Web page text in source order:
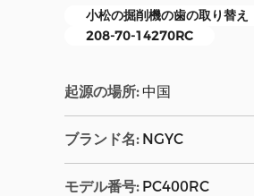
小松の掘削機の歯の取り替え
208-70-14270RC
起源の場所: 中国
ブランド名: NGYC
モデル番号: PC400RC